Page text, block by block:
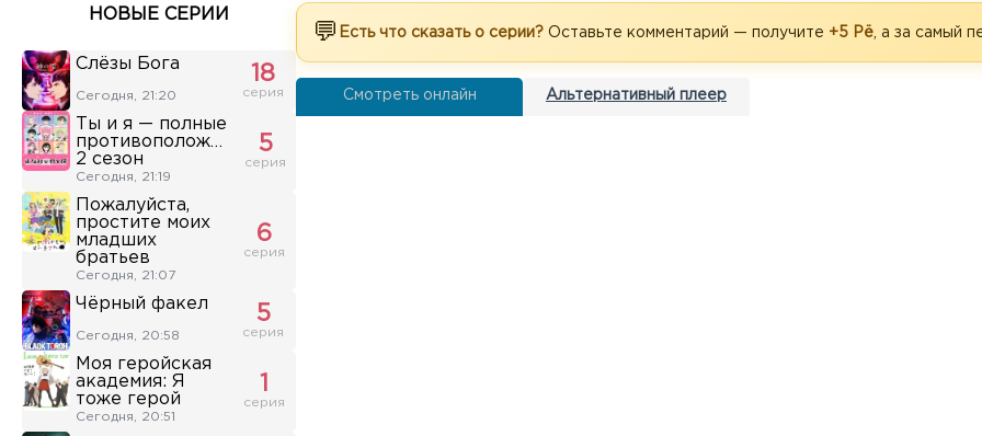
НОВЫЕ СЕРИИ
Слёзы Бога
Сегодня, 21:20
18
серия
Ты и я — полные
противоположности
2 сезон
Сегодня, 21:19
5
серия
Пожалуйста,
простите моих
младших
братьев
Сегодня, 21:07
6
серия
Чёрный факел
Сегодня, 20:58
5
серия
Моя геройская
академия: Я
тоже герой
Сегодня, 20:51
серия
💬 Есть что сказать о серии? Оставьте комментарий — получите +5 Рё , а за самый
Смотреть онлайн Альтернативный плеер